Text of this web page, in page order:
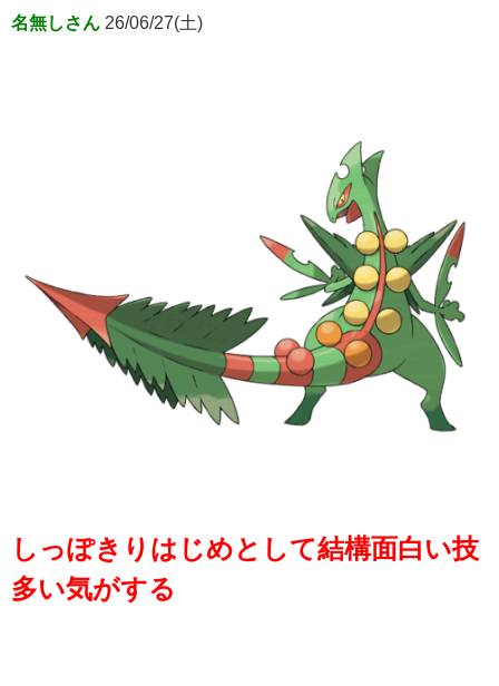
名無しさん 26/06/27(土)
しっぽきりはじめとして結構面白い技
多い気がする